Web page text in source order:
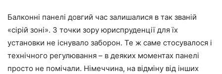
Балконні панелі довгий час залишалися в так званій
«сірій зоні». З точки зору юриспруденції для їх
установки не існувало заборон. Те ж саме стосувалося і
технічного регулювання – в деяких моментах панелі
просто не помічали. Німеччина, на відміну від інших